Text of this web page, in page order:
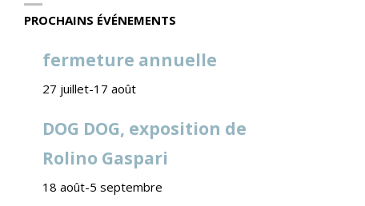
PROCHAINS ÉVÉNEMENTS
fermeture annuelle
27 juillet-17 août
DOG DOG, exposition de
Rolino Gaspari
18 août-5 septembre